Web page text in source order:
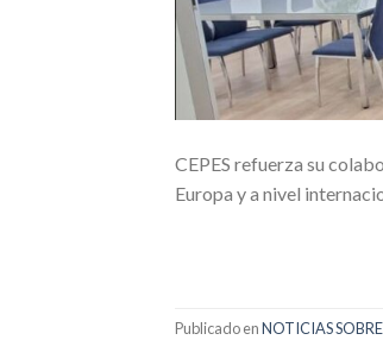
CEPES refuerza su
Europa y a nivel
Publicado enNOTICIAS